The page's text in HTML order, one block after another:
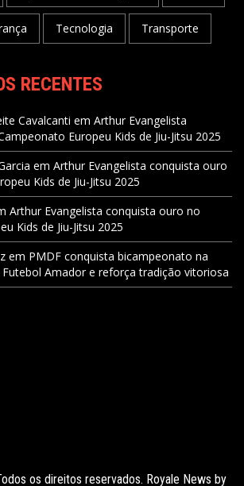
Tecnologia Transporte
RECENTES
Cavalcanti em Arthur Evangelista
Europeu Kids de Jiu-Jitsu 2025
em Arthur Evangelista conquista ouro
Kids de Jiu-Jitsu 2025
Arthur Evangelista conquista ouro no
Kids de Jiu-Jitsu 2025
em PMDF conquista bicampeonato na
Amador e reforça tradição vitoriosa
os direitos reservados. Royale News by